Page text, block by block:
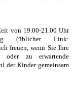
von 19.00-21.00 Uhr
(üblicher Link:
freuen, wenn Sie Ihre
oder zu erwartende
der Kinder gemeinsam